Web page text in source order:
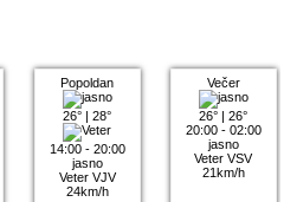
Popoldan
26° |28°
14:00 - 20:00
jasno
Veter VJV
24km/h
Večer
26° |26°
20:00 - 02:00
jasno
Veter VSV
21km/h